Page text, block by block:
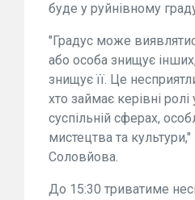
буде у руйнівному
"Градус може
або особа знищує
знищує її. Це
хто займає керівні ролі
суспільній сферах,
мистецтва та
Соловйова.
До 15:30 триватиме